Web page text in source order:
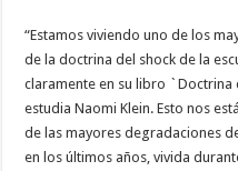
“Estamos viviendo uno de los
de la doctrina del shock de la
claramente en su libro `Doctrina
estudia Naomi Klein. Esto nos
de las mayores degradaciones
en los últimos años, vivida